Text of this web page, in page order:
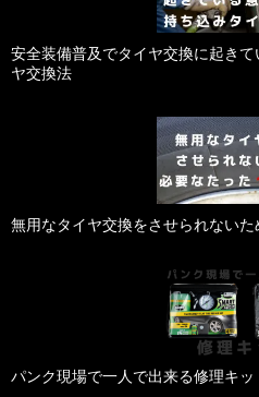
安全装備普及でタイヤ交換に起き
ヤ交換法
無用なタイヤ交換をさせられない
パンク現場で一人で出来る修理キッ